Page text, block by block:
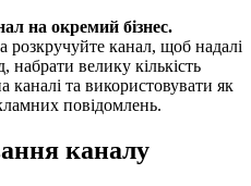
на окремий бізнес.
розкручуйте канал, щоб надалі
велику кількість
каналі та використовувати як
повідомлень.
каналу